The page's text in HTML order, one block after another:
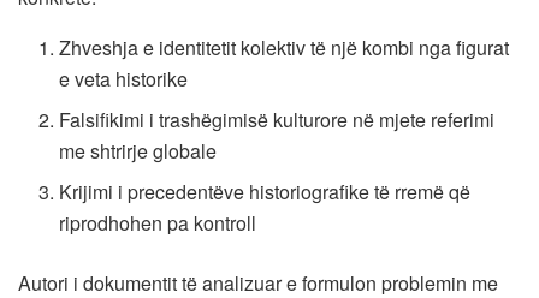
Zhveshja e identitetit kolektiv të një kombi nga figurat
e veta historike
Falsifikimi i trashëgimisë kulturore në mjete referimi
me shtrirje globale
Krijimi i precedentëve historiografike të rremë që
riprodhohen pa kontroll
Autori i dokumentit të analizuar e formulon problemin me